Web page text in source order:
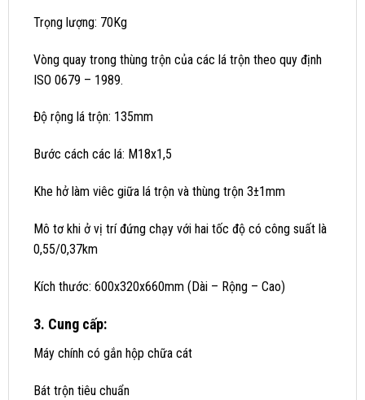
Trọng lượng: 70Kg
Vòng quay trong thùng trộn của các lá trộn theo quy định
ISO 0679 – 1989.
Độ rộng lá trộn: 135mm
Bước cách các lá: M18x1,5
Khe hở làm viêc giữa lá trộn và thùng trộn 3±1mm
Mô tơ khi ở vị trí đứng chạy với hai tốc độ có công suất là
0,55/0,37km
Kích thước: 600x320x660mm (Dài – Rộng – Cao)
3. Cung cấp:
Máy chính có gắn hộp chữa cát
Bát trộn tiêu chuẩn